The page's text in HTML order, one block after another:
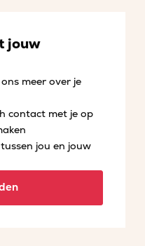
jouw
meer over je
contact met je op
jou en jouw